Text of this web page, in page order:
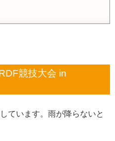
競技大会 in
ています。雨が降らないと